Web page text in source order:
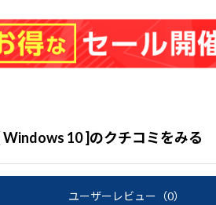
10 ]のクチコミをみる
ユーザーレビュー （0）